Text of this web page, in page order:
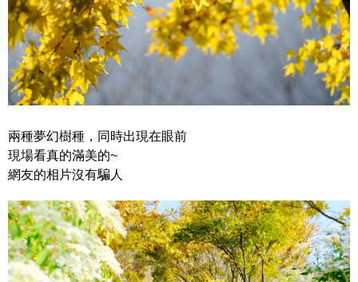
兩種夢幻樹種，同時出現在眼前
現場看真的滿美的~
網友的相片沒有騙人